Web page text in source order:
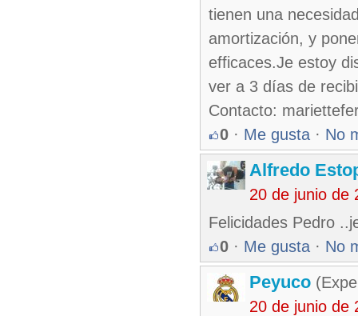
tienen una
amortización, y
efficaces.Je estoy
ver a 3 días de
Contacto:
0 · Me gusta · No
Alfredo
20 de junio de
Felicidades Pedro
0 · Me gusta · No
Peyuco
20 de junio de